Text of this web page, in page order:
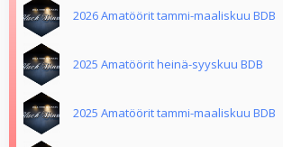
2026 Amatöörit tammi-maaliskuu BDB
2025 Amatöörit heinä-syyskuu BDB
2025 Amatöörit tammi-maaliskuu BDB